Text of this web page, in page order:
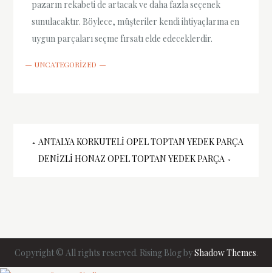
pazarın rekabeti de artacak ve daha fazla seçenek
sunulacaktır. Böylece, müşteriler kendi ihtiyaçlarına en
uygun parçaları seçme fırsatı elde edeceklerdir.
UNCATEGORIZED
Yazı
ANTALYA KORKUTELI OPEL TOPTAN YEDEK PARÇA
DENIZLI HONAZ OPEL TOPTAN YEDEK PARÇA
Copyright © All rights reserved. Rising Blog byShadow Themes.